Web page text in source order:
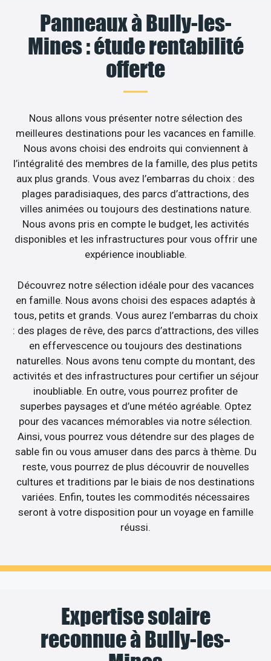
Panneaux à Bully-les-
Mines : étude rentabilité
offerte
Nous allons vous présenter notre sélection des
meilleures destinations pour les vacances en famille.
Nous avons choisi des endroits qui conviennent à
l’intégralité des membres de la famille, des plus petits
aux plus grands. Vous avez l’embarras du choix : des
plages paradisiaques, des parcs d’attractions, des
villes animées ou toujours des destinations nature.
Nous avons pris en compte le budget, les activités
disponibles et les infrastructures pour vous offrir une
expérience inoubliable.
Découvrez notre sélection idéale pour des vacances
en famille. Nous avons choisi des espaces adaptés à
tous, petits et grands. Vous aurez l’embarras du choix
: des plages de rêve, des parcs d’attractions, des villes
en effervescence ou toujours des destinations
naturelles. Nous avons tenu compte du montant, des
activités et des infrastructures pour certifier un séjour
inoubliable. En outre, vous pourrez profiter de
superbes paysages et d’une météo agréable. Optez
pour des vacances mémorables via notre sélection.
Ainsi, vous pourrez vous détendre sur des plages de
sable fin ou vous amuser dans des parcs à thème. Du
reste, vous pourrez de plus découvrir de nouvelles
cultures et traditions par le biais de nos destinations
variées. Enfin, toutes les commodités nécessaires
seront à votre disposition pour un voyage en famille
réussi.
Expertise solaire
reconnue à Bully-les-